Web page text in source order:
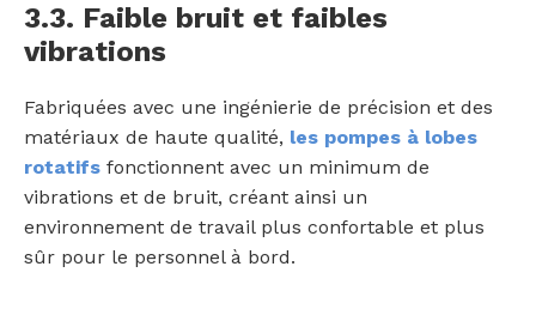
3.3. Faible bruit et faibles
vibrations
Fabriquées avec une ingénierie de précision et des
matériaux de haute qualité, les pompes à lobes
rotatifs fonctionnent avec un minimum de
vibrations et de bruit, créant ainsi un
environnement de travail plus confortable et plus
sûr pour le personnel à bord.